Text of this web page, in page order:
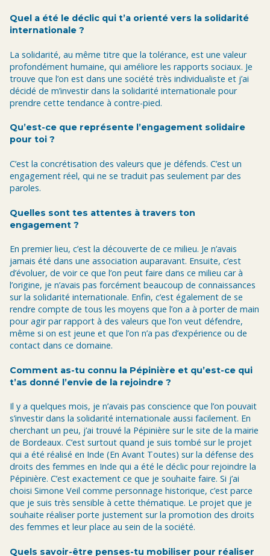
Quel a été le déclic qui t’a orienté vers la solidarité
internationale ?
La solidarité, au même titre que la tolérance, est une valeur
profondément humaine, qui améliore les rapports sociaux. Je
trouve que l’on est dans une société très individualiste et j’ai
décidé de m’investir dans la solidarité internationale pour
prendre cette tendance à contre-pied.
Qu’est-ce que représente l’engagement solidaire
pour toi ?
C’est la concrétisation des valeurs que je défends. C’est un
engagement réel, qui ne se traduit pas seulement par des
paroles.
Quelles sont tes attentes à travers ton
engagement ?
En premier lieu, c’est la découverte de ce milieu. Je n’avais
jamais été dans une association auparavant. Ensuite, c’est
d’évoluer, de voir ce que l’on peut faire dans ce milieu car à
l’origine, je n’avais pas forcément beaucoup de connaissances
sur la solidarité internationale. Enfin, c’est également de se
rendre compte de tous les moyens que l’on a à porter de main
pour agir par rapport à des valeurs que l’on veut défendre,
même si on est jeune et que l’on n’a pas d’expérience ou de
contact dans ce domaine.
Comment as-tu connu la Pépinière et qu’est-ce qui
t’as donné l’envie de la rejoindre ?
Il y a quelques mois, je n’avais pas conscience que l’on pouvait
s’investir dans la solidarité internationale aussi facilement. En
cherchant un peu, j’ai trouvé la Pépinière sur le site de la mairie
de Bordeaux. C’est surtout quand je suis tombé sur le projet
qui a été réalisé en Inde (En Avant Toutes) sur la défense des
droits des femmes en Inde qui a été le déclic pour rejoindre la
Pépinière. C’est exactement ce que je souhaite faire. Si j’ai
choisi Simone Veil comme personnage historique, c’est parce
que je suis très sensible à cette thématique. Le projet que je
souhaite réaliser porte justement sur la promotion des droits
des femmes et leur place au sein de la société.
Quels savoir-être penses-tu mobiliser pour réaliser